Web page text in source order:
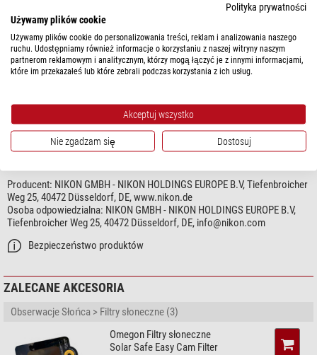
Wodoszczelność
Ogólnie
Długość (mm)
89
MEP
Producent: NIKON GMBH - NIKON HOLDINGS EUROPE B.V, Tiefenbroicher
Weg 25, 40472 Düsseldorf, DE, www.nikon.de
Osoba odpowiedzialna: NIKON GMBH - NIKON HOLDINGS EUROPE B.V,
Tiefenbroicher Weg 25, 40472 Düsseldorf, DE, info@nikon.com
Bezpieczeństwo produktów
ZALECANE AKCESORIA
Obserwacje Słońca > Filtry słoneczne (3)
Omegon Filtry słoneczne
Solar Safe Easy Cam Filter
Polityka prywatności
Używamy plików cookie
Używamy plików cookie do personalizowania treści, reklam i analizowania naszego
ruchu. Udostępniamy również informacje o korzystaniu z naszej witryny naszym
partnerom reklamowym i analitycznym, którzy mogą łączyć je z innymi informacjami,
które im przekazałeś lub które zebrali podczas korzystania z ich usług.
Akceptuj wszystko
Nie zgadzam się Dostosuj